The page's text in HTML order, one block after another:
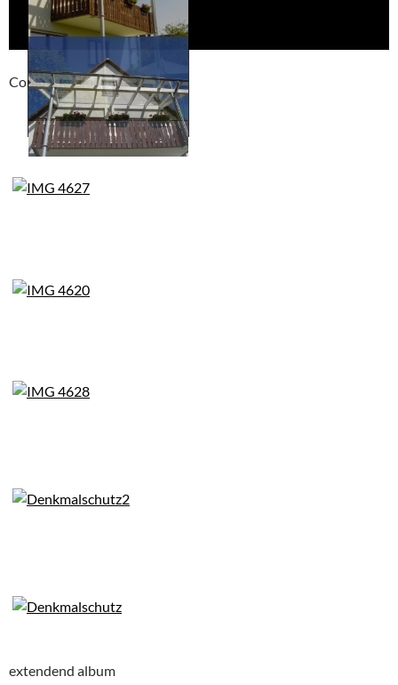
Compackt album
extendend album